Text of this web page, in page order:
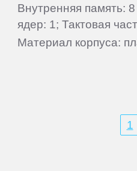
Внутренняя память:
ядер: 1; Тактовая
Материал корпуса:
1
and
Moor